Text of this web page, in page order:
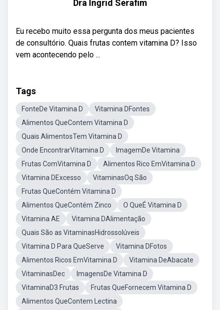
Dra Ingrid Serafim
Eu recebo muito essa pergunta dos meus pacientes
de consultório. Quais frutas contem vitamina D? Isso
vem acontecendo pelo ...
Tags
FonteDe Vitamina D
Vitamina DFontes
Alimentos QueContem Vitamina D
Quais AlimentosTem Vitamina D
Onde EncontrarVitamina D
ImagemDe Vitamina
Frutas ComVitamina D
Alimentos Rico EmVitamina D
Vitamina DExcesso
VitaminasOq São
Frutas QueContém Vitamina D
Alimentos QueContém Zinco
O QueÉ Vitamina D
Vitamina AE
Vitamina DAlimentação
Quais São as VitaminasHidrossolúveis
Vitamina D Para QueServe
Vitamina DFotos
Alimentos Ricos EmVitamina D
Vitamina DeAbacate
VitaminasDec
ImagensDe Vitamina D
VitaminaD3 Frutas
Frutas QueFornecem Vitamina D
Alimentos QueContem Lectina